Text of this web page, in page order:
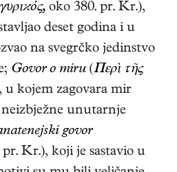
oko 380. pr. Kr.),
deset godina i u
na svegrčko jedinstvo
Govor o miru (Περὶ τῆς
, u kojem zagovara mir
unutarnje
govor
pr. Kr.), koji je sastavio u